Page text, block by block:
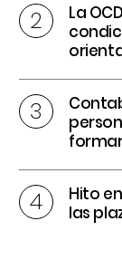
La
Hito
las